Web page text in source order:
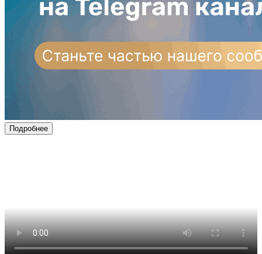
Подробнее